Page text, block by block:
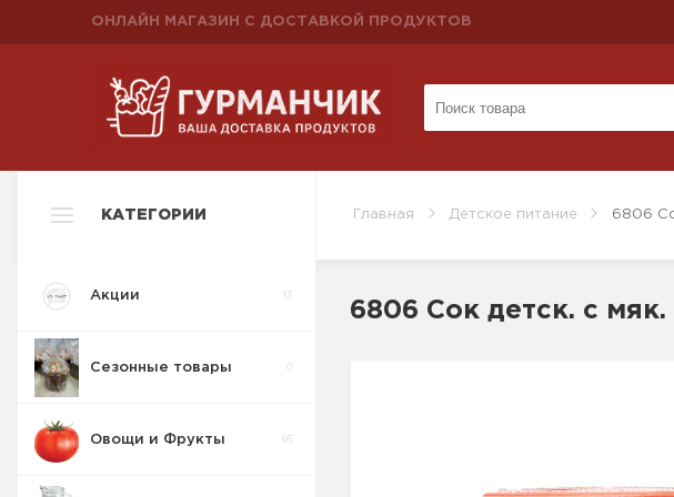
ОНЛАЙН МАГАЗИН С ДОСТАВКОЙ ПРОДУКТОВ
Главная Детское питание 6806
КАТЕГОРИИ
Акции 13
Сезонные товары
Овощи и Фрукты 95
6806 Сок детск. с